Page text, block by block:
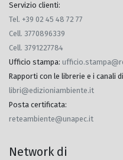
Servizio clienti:
Tel. +39 02 45 48 72 77
Cell. 3770896339
Cell. 3791227784
Ufficio stampa:
Rapporti con le librerie e i canali
libri@edizioniambiente.it
Posta certificata:
reteambiente@unapec.it
Network di